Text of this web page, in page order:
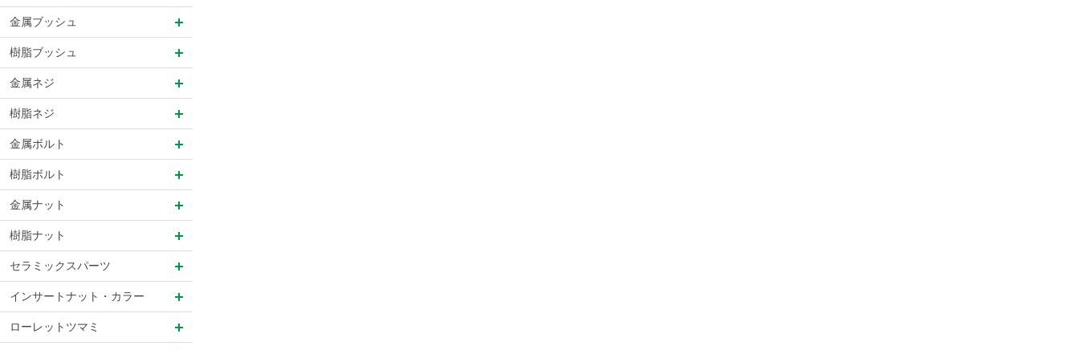
金属ブッシュ
樹脂ブッシュ
金属ネジ
樹脂ネジ
金属ボルト
樹脂ボルト
金属ナット
樹脂ナット
セラミックスパーツ
インサートナット・カラー
ローレットツマミ